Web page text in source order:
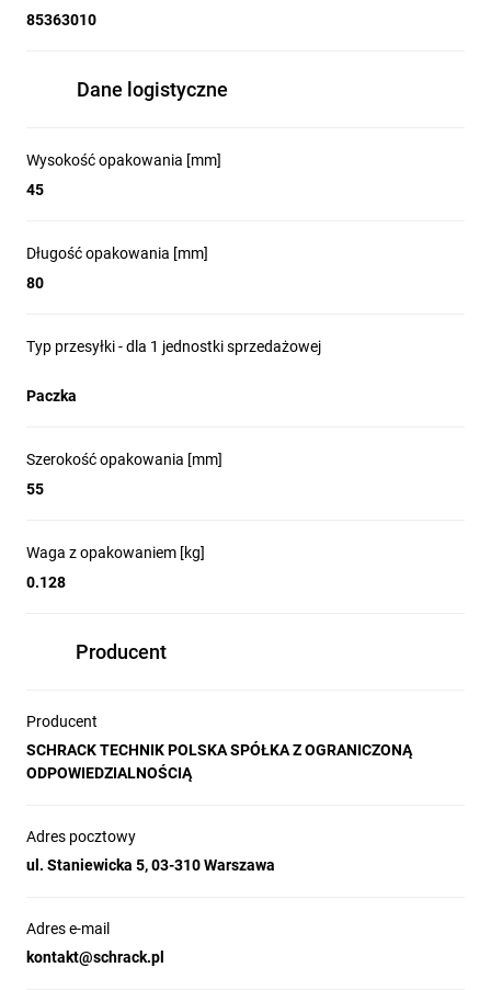
85363010
Dane logistyczne
Wysokość opakowania [mm]
45
Długość opakowania [mm]
80
Typ przesyłki - dla 1 jednostki sprzedażowej
Paczka
Szerokość opakowania [mm]
55
Waga z opakowaniem [kg]
0.128
Producent
Producent
SCHRACK TECHNIK POLSKA SPÓŁKA Z OGRANICZONĄ
ODPOWIEDZIALNOŚCIĄ
Adres pocztowy
ul. Staniewicka 5, 03-310 Warszawa
Adres e-mail
kontakt@schrack.pl